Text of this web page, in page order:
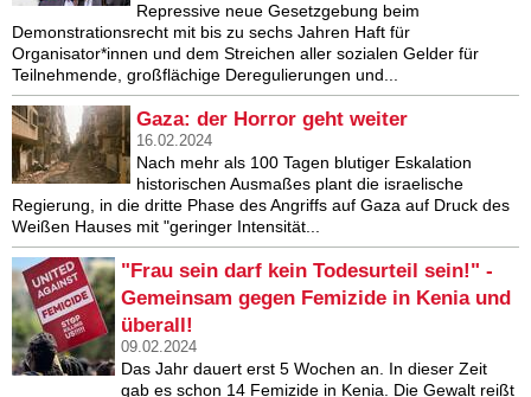
Repressive neue Gesetzgebung beim
Demonstrationsrecht mit bis zu sechs Jahren Haft für
Organisator*innen und dem Streichen aller sozialen Gelder für
Teilnehmende, großflächige Deregulierungen und...
Gaza: der Horror geht weiter
16.02.2024
Nach mehr als 100 Tagen blutiger Eskalation
historischen Ausmaßes plant die israelische
Regierung, in die dritte Phase des Angriffs auf Gaza auf Druck des
Weißen Hauses mit "geringer Intensität...
"Frau sein darf kein Todesurteil sein!" -
Gemeinsam gegen Femizide in Kenia und
überall!
09.02.2024
Das Jahr dauert erst 5 Wochen an. In dieser Zeit
gab es schon 14 Femizide in Kenia. Die Gewalt reißt